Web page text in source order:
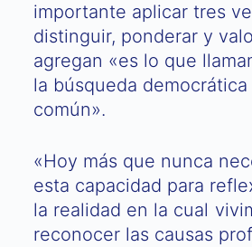
importante aplicar tres
distinguir, ponderar y
agregan «es lo que
la búsqueda
común».
«Hoy más que nunca
esta capacidad para
la realidad en la cual
reconocer las causas